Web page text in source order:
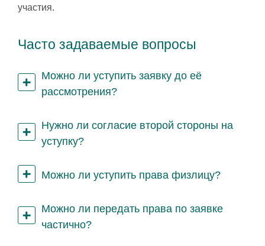
участия.
Часто задаваемые вопросы
Можно ли уступить заявку до её
рассмотрения?
Нужно ли согласие второй стороны на
уступку?
Можно ли уступить права физлицу?
Можно ли передать права по заявке
частично?